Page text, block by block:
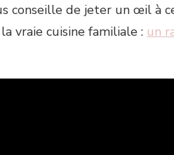
conseille de jeter un œil à
vraie cuisine familiale : un